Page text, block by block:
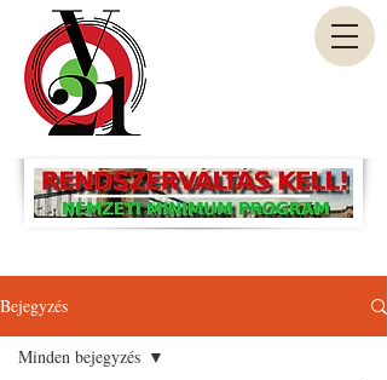
Bejegyzés
Minden bejegyzés